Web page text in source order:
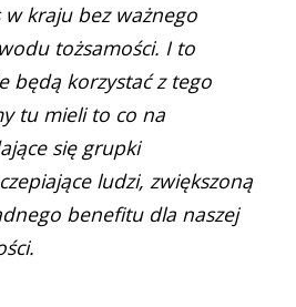
kraju bez ważnego
tożsamości. I to
będą korzystać z tego
tu mieli to co na
się grupki
ludzi, zwiększoną
benefitu dla naszej